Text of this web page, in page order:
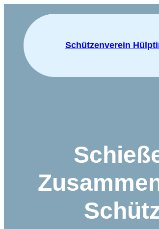
Schützenverein